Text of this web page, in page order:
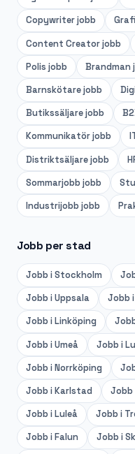
Copywriterjobb
Content Creatorjobb
Polis jobb Brandman
Barnskötarejobb
Butikssäljarejobb
Kommunikatörjobb
Distriktsäljarejobb
Sommarjobb jobb
Industrijobb jobb
Jobb per stad
Jobb iStockholm
Jobb iUppsala Jobb i
Jobb iLinköping
Jobb iUmeå Jobb i
Jobb iNorrköping
Jobb iKarlstad Jobb
Jobb iLuleå Jobb i
Jobb iFalun Jobb i